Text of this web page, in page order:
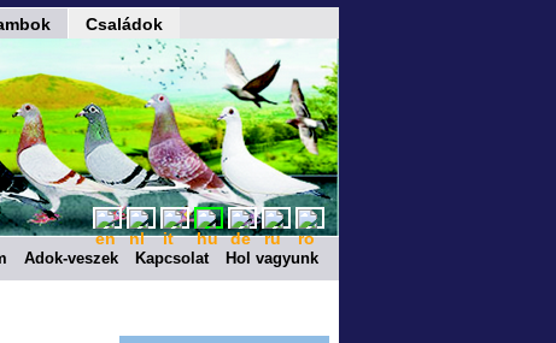
Családok
Adok-veszek Kapcsolat
Hol vagyunk